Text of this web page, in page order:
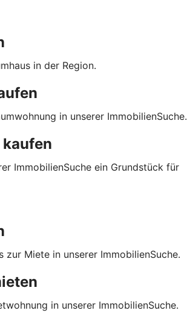
in der Region.
in unserer ImmobilienSuche.
ImmobilienSuche ein Grundstück für
zur Miete in unserer ImmobilienSuche.
in unserer ImmobilienSuche.